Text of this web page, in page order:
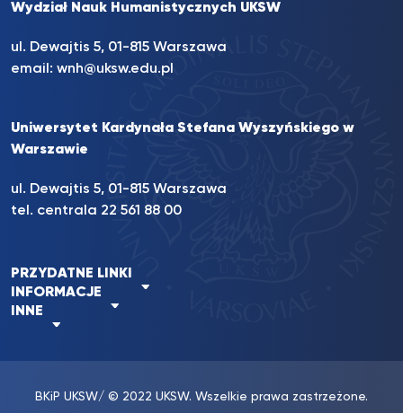
Wydział Nauk Humanistycznych UKSW
ul. Dewajtis 5, 01-815 Warszawa
email: wnh@uksw.edu.pl
Uniwersytet Kardynała Stefana Wyszyńskiego w
Warszawie
ul. Dewajtis 5, 01-815 Warszawa
tel. centrala 22 561 88 00
PRZYDATNE LINKI
INFORMACJE
INNE
BKiP UKSW/ © 2022 UKSW. Wszelkie prawa zastrzeżone.